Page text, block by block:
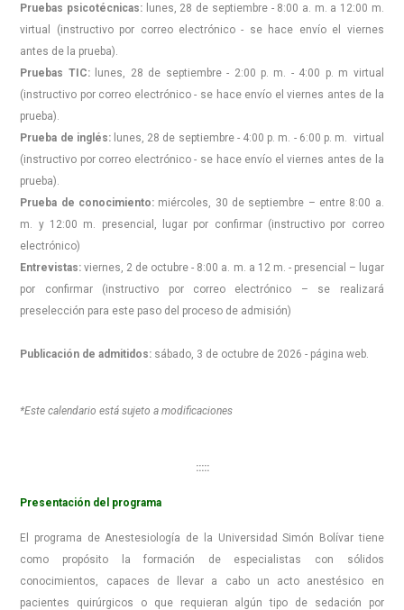
Pruebas psicotécnicas: lunes, 28 de septiembre - 8:00 a. m. a 12:00 m.
virtual (instructivo por correo electrónico - se hace envío el viernes
antes de la prueba).
Pruebas TIC:lunes, 28 de septiembre - 2:00 p. m. - 4:00 p. m virtual
(instructivo por correo electrónico - se hace envío el viernes antes de la
prueba).
Prueba de inglés: lunes, 28 de septiembre - 4:00 p. m. - 6:00 p. m. virtual
(instructivo por correo electrónico - se hace envío el viernes antes de la
prueba).
Prueba de conocimiento: miércoles, 30 de septiembre – entre 8:00 a.
m. y 12:00 m. presencial, lugar por confirmar (instructivo por correo
electrónico)
Entrevistas: viernes, 2 de octubre - 8:00 a. m. a 12 m. - presencial – lugar
por confirmar (instructivo por correo electrónico – se realizará
preselección para este paso del proceso de admisión)
Publicación de admitidos: sábado, 3 de octubre de 2026 - página web.
*Este calendario está sujeto a modificaciones
:::::
Presentación del programa
El programa de Anestesiología de la Universidad Simón Bolívar tiene
como propósito la formación de especialistas con sólidos
conocimientos, capaces de llevar a cabo un acto anestésico en
pacientes quirúrgicos o que requieran algún tipo de sedación por